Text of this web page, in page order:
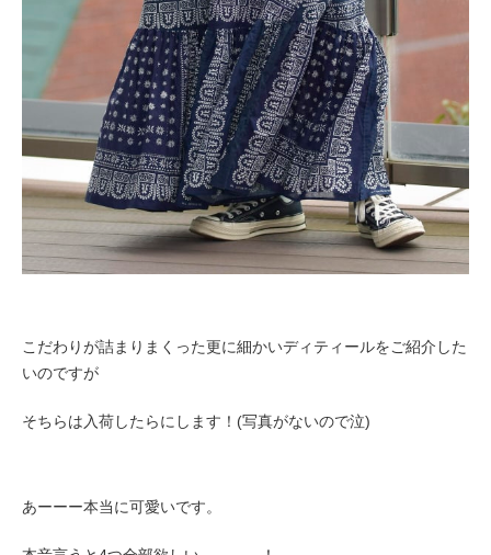
こだわりが詰まりまくった更に細かいディティールをご紹介した
いのですが
そちらは入荷したらにします！(写真がないので泣)
あーーー本当に可愛いです。